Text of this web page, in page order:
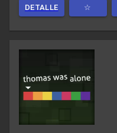
DETALLE ☆